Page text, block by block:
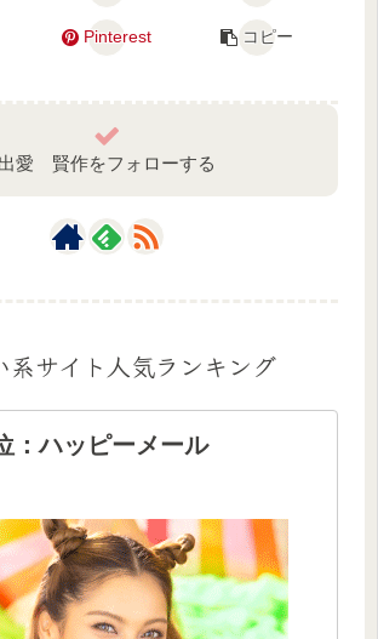
Pinterest コピー
出愛 賢作をフォローする
系サイト人気ランキング
：ハッピーメール